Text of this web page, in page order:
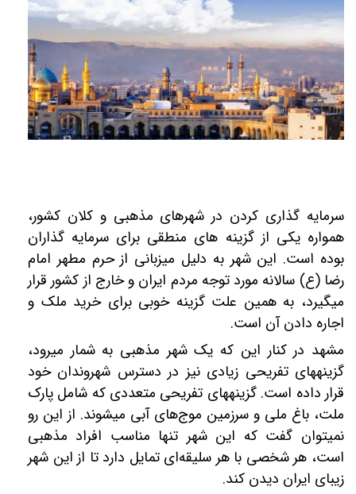
سرمایه‎ گذاری کردن در شهرهای مذهبی و کلان کشور،
همواره یکی از گزینه ‎های منطقی برای سرمایه ‎گذاران
بوده است. این شهر به دلیل میزبانی از حرم مطهر امام
رضا (ع) سالانه مورد توجه مردم ایران و خارج از کشور قرار
می‎گیرد، به همین علت گزینه خوبی برای خرید ملک و
اجاره دادن آن است.
مشهد در کنار این که یک شهر مذهبی به شمار می‎رود،
گزینه‎های تفریحی زیادی نیز در دسترس شهروندان خود
قرار داده است. گزینه‎های تفریحی متعددی که شامل پارک
ملت، باغ ملی و سرزمین موج‌های آبی می‎شوند. از این رو
نمی‎توان گفت که این شهر تنها مناسب افراد مذهبی
است، هر شخصی با هر سلیقه‌ای تمایل دارد تا از این شهر
زیبای ایران دیدن کند.